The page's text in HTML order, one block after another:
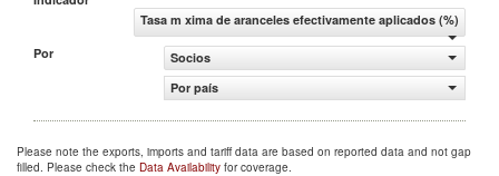
Tasa m xima de aranceles efectivamente aplicados (%)
Por
Socios
Por país
Please note the exports, imports and tariff data are based on reported data and not gap
filled. Please check the Data Availability for coverage.